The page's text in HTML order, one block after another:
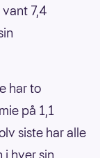
7,4
har to
på 1,1
siste har alle